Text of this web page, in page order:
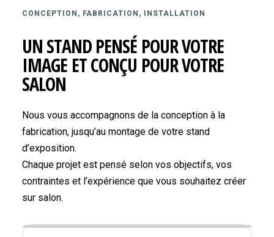
CONCEPTION, FABRICATION, INSTALLATION
UN STAND PENSÉ POUR VOTRE
IMAGE ET CONÇU POUR VOTRE
SALON
Nous vous accompagnons de la conception à la
fabrication, jusqu’au montage de votre stand
d’exposition.
Chaque projet est pensé selon vos objectifs, vos
contraintes et l’expérience que vous souhaitez créer
sur salon.